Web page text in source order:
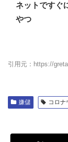
ネットですぐ
やつ
引用元：https://
嫌儲 コロナ